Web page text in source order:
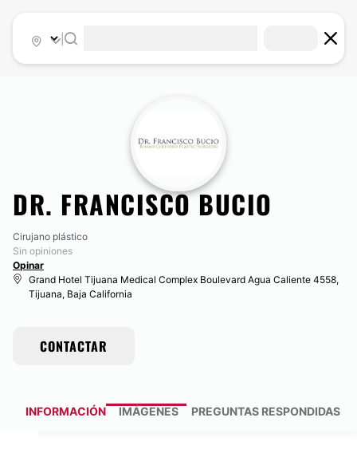
DR. FRANCISCO BUCIO
Cirujano plástico
Sin opiniones
Opinar
Grand Hotel Tijuana Medical Complex Boulevard Agua Caliente 4558,
Tijuana, Baja California
CONTACTAR
INFORMACIÓN IMÁGENES PREGUNTAS RESPONDIDAS